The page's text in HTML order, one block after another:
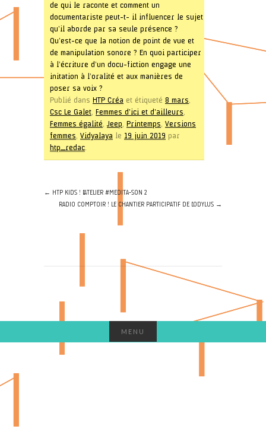
de qui le raconte et comment un
documentariste peut-t- il influencer le sujet
qu’il aborde par sa seule présence ?
Qu’est-ce que la notion de point de vue et
de manipulation sonore ? En quoi participer
à l’écriture d’un docu-fiction engage une
initation à l’oralité et aux manières de
poser sa voix ?
Publié dans HTP Créa et étiqueté 8 mars
Csc Le Galet Femmes d'ici et d'ailleurs
Femmes égalité Jeep Printemps Versions
femmes Vidyalaya le 19 juin 2019 par
htp_redac
←
HTP KIDS ! L’ATELIER #MEDITA-SON 2
RADIO COMPTOIR ! LE CHANTIER PARTICIPATIF DE L’ODYLUS →
MENU